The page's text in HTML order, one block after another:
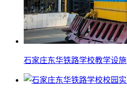
石家庄东华铁路学校教学设施